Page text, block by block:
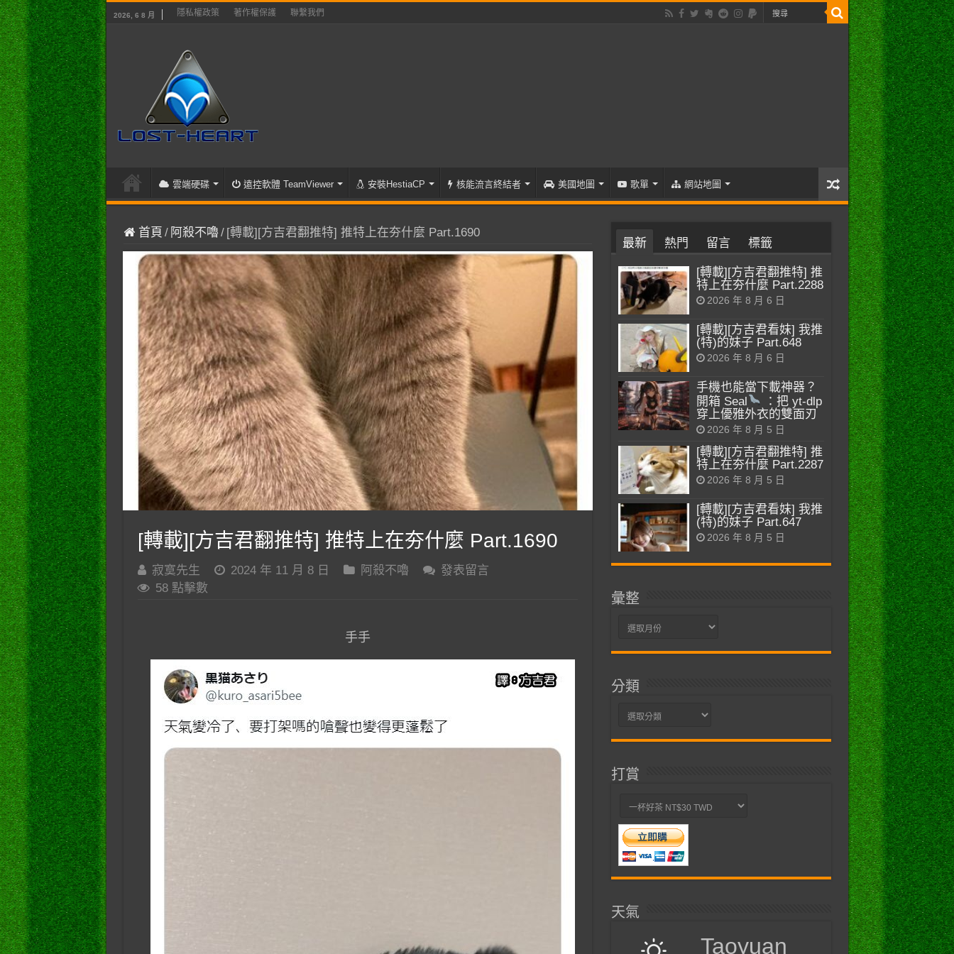
2026, 6 8 月 隱私權政策 著作權保護 聯繫我們
雲端硬碟 遠控軟體 TeamViewer 安裝HestiaCP 核能流言終結者 美國地圖 歌單 網站地圖
首頁 / 阿殺不嚕/ [轉載][方吉君翻推特] 推特上在夯什麼 Part.1690
[轉載][方吉君翻推特] 推特上在夯什麼 Part.1690
寂寞先生 2024 年 11 月 8 日 阿殺不嚕
發表留言
58 點擊數
手手
最新 熱門 留言 標籤
[轉載][方吉君翻推特] 推
特上在夯什麼 Part.2288
2026 年 8 月 6 日
[轉載][方吉君看妹] 我推
(特)的妹子 Part.648
2026 年 8 月 6 日
手機也能當下載神器？
開箱 Seal
：把 yt-dlp
穿上優雅外衣的雙面刃
2026 年 8 月 5 日
[轉載][方吉君翻推特] 推
特上在夯什麼 Part.2287
2026 年 8 月 5 日
[轉載][方吉君看妹] 我推
(特)的妹子 Part.647
2026 年 8 月 5 日
彙整
彙
分類
分
打賞
天氣
Taoyuan